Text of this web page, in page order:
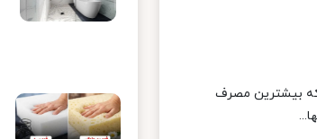
که بیشترین مصرف